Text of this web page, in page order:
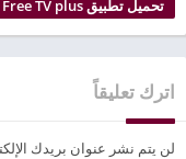
تحميل تطبيق Free TV plus
اترك تعليقاً
لن يتم نشر عنوان بريدك